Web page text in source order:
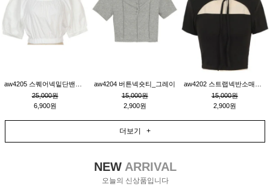
25,000원
6,900원
aw4204 버튼넥숏티_그레이
15,000원
2,900원
15,000원
2,900원
더보기 +
NEWARRIVAL
오늘의 신상품입니다